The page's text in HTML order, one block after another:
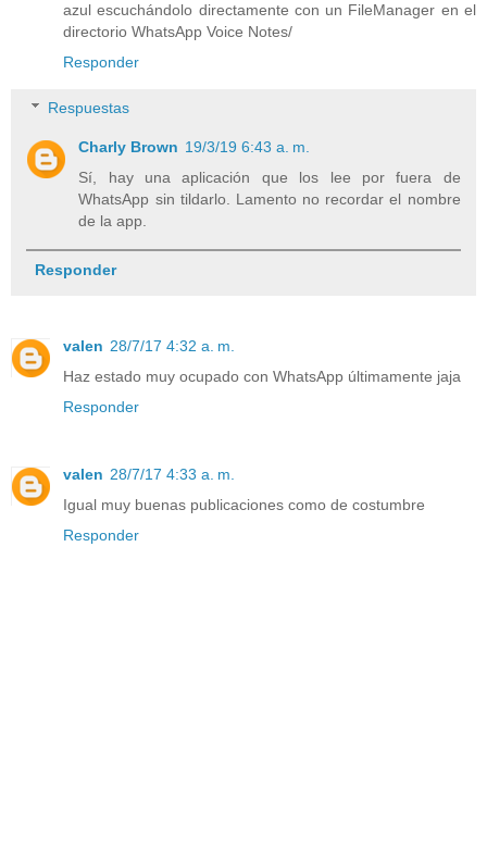
azul escuchándolo directamente con un FileManager en el
directorio WhatsApp Voice Notes/
Responder
Respuestas
Charly Brown 19/3/19 6:43 a. m.
Sí, hay una aplicación que los lee por fuera de
WhatsApp sin tildarlo. Lamento no recordar el nombre
de la app.
Responder
valen 28/7/17 4:32 a. m.
Haz estado muy ocupado con WhatsApp últimamente jaja
Responder
valen 28/7/17 4:33 a. m.
Igual muy buenas publicaciones como de costumbre
Responder